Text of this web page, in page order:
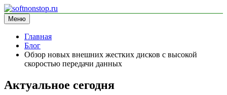
Перейти
к
содержимому
softnonstop.ru
информационный сайт
Меню
Главная
Блог
Обзор новых внешних жестких дисков с высокой
скоростью передачи данных
Актуальное сегодня